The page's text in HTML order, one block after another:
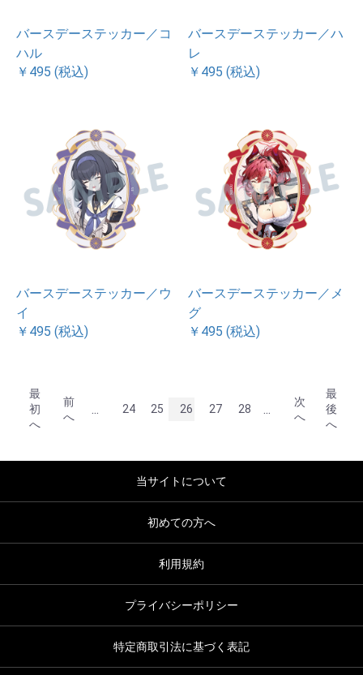
バースデーステッカー／コ
ハル
￥495 (税込)
バースデーステッカー／ハ
レ
￥495 (税込)
バースデーステッカー／ウ
イ
￥495 (税込)
バースデーステッカー／メ
グ
￥495 (税込)
最
初
へ
前
へ
... 24 25 26 27 28 ...
次
へ
最
後
へ
当サイトについて
初めての方へ
利用規約
プライバシーポリシー
特定商取引法に基づく表記